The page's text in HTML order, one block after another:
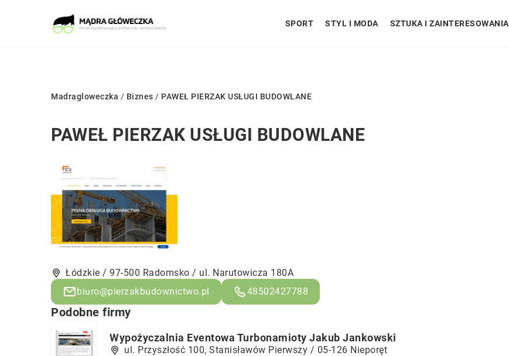
SPORT STYL I MODA SZTUKA I ZAINTERESOWANIA
Madragloweczka / Biznes / PAWEŁ PIERZAK USŁUGI BUDOWLANE
PAWEŁ PIERZAK USŁUGI BUDOWLANE
Łódzkie / 97-500 Radomsko / ul. Narutowicza 180A
biuro@pierzakbudownictwo.pl
48502427788
Podobne firmy
Wypożyczalnia Eventowa Turbonamioty Jakub Jankowski
ul. Przyszłość 100, Stanisławów Pierwszy / 05-126 Nieporęt